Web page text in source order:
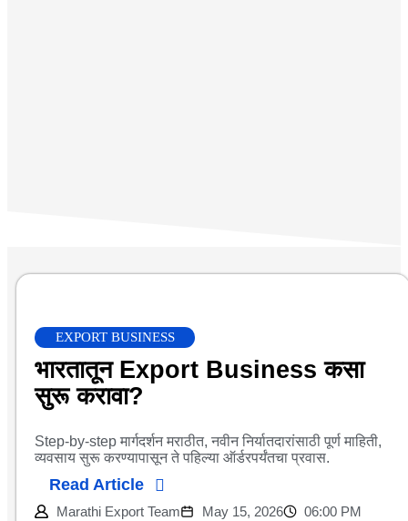
EXPORT BUSINESS
भारतातून Export Business कसा
सुरू करावा?
Step-by-step मार्गदर्शन मराठीत, नवीन निर्यातदारांसाठी पूर्ण माहिती,
व्यवसाय सुरू करण्यापासून ते पहिल्या ऑर्डरपर्यंतचा प्रवास.
Read Article
Marathi Export Team May 15, 2026 06:00 PM